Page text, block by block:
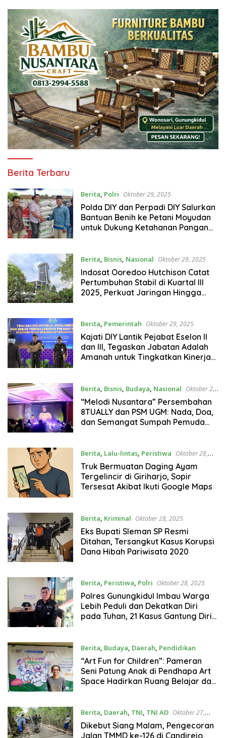
mediacitraindonesia.com
Berita Terbaru
Berita, Polri Oktober 29, 2025
Polda DIY dan Perpadi DIY Salurkan
Bantuan Benih ke Petani Moyudan
untuk Dukung Ketahanan Pangan
Berita, Bisnis, Nasional Oktober 29, 2025
Indosat Ooredoo Hutchison Catat
Pertumbuhan Stabil di Kuartal III
2025, Perkuat Jaringan Hingga
Berita, Pemerintah Oktober 29, 2025
Kajati DIY Lantik Pejabat Eselon II
dan III, Tegaskan Jabatan Adalah
Amanah untuk Tingkatkan Kinerja
Berita, Bisnis, Budaya, Nasional Oktober 29,
2025
“Melodi Nusantara” Persembahan
8TUALLY dan PSM UGM: Nada, Doa,
dan Semangat Sumpah Pemuda
Berita, Lalu-lintas, Peristiwa Oktober 28,
2025
Truk Bermuatan Daging Ayam
Tergelincir di Giriharjo, Sopir
Tersesat Akibat Ikuti Google Maps
Berita, Kriminal Oktober 28, 2025
Eks Bupati Sleman SP Resmi
Ditahan, Tersangkut Kasus Korupsi
Dana Hibah Pariwisata 2020
Berita, Peristiwa, Polri Oktober 28, 2025
Polres Gunungkidul Imbau Warga
Lebih Peduli dan Dekatkan Diri
pada Tuhan, 21 Kasus Gantung Diri
Berita, Budaya, Daerah, Pendidikan
Oktober 28, 2025
“Art Fun for Children”: Pameran
Seni Patung Anak di Pendhapa Art
Space Hadirkan Ruang Belajar dan
Berita, Daerah, TNI, TNI AD Oktober 27,
2025
Dikebut Siang Malam, Pengecoran
Jalan TMMD ke-126 di Candirejo